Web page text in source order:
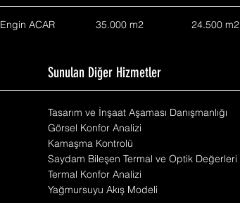
Engin ACAR 35.000 m2 24.500 m2
Sunulan Diğer Hizmetler
Tasarım ve İnşaat Aşaması Danışmanlığı
Görsel Konfor Analizi
Kamaşma Kontrolü
Saydam Bileşen Termal ve Optik Değerleri
Termal Konfor Analizi
Yağmursuyu Akış Modeli